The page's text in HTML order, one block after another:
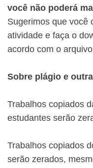
você não poderá
Sugerimos que você
atividade e faça o
acordo com o
Sobre plágio e
Trabalhos copiados
estudantes serão
Trabalhos copiados
serão zerados,